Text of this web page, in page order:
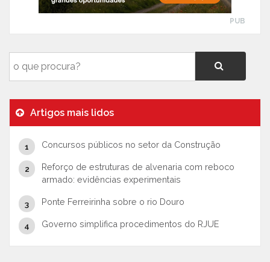
PUB
Artigos mais lidos
Concursos públicos no setor da Construção
Reforço de estruturas de alvenaria com reboco
armado: evidências experimentais
Ponte Ferreirinha sobre o rio Douro
Governo simplifica procedimentos do RJUE